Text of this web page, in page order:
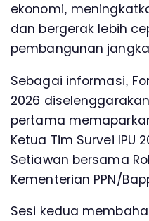
ekonomi,
dan bergerak lebih
pembangunan
Sebagai informasi,
2026
pertama
Ketua Tim Survei IPU
Setiawan bersama
Kementerian PPN/
Sesi kedua